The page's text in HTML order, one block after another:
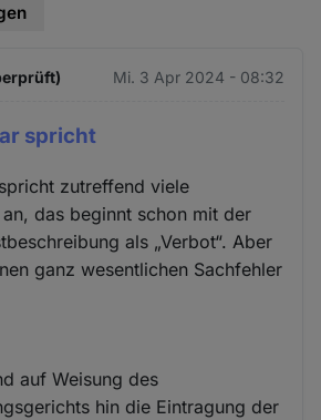
Mi. 3 Apr 2024 - 08:32
spricht
zutreffend viele
das beginnt schon mit der
als „Verbot“. Aber
ganz wesentlichen Sachfehler
auf Weisung des
hin die Eintragung der